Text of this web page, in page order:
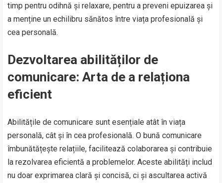
timp pentru odihnă și relaxare, pentru a preveni epuizarea și
a menține un echilibru sănătos între viața profesională și
cea personală.
Dezvoltarea abilităților de
comunicare: Arta de a relaționa
eficient
Abilitățile de comunicare sunt esențiale atât în viața
personală, cât și în cea profesională. O bună comunicare
îmbunătățește relațiile, facilitează colaborarea și contribuie
la rezolvarea eficientă a problemelor. Aceste abilități includ
nu doar exprimarea clară și concisă, ci și ascultarea activă